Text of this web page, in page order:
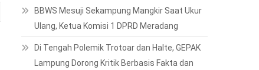
BBWS Mesuji Sekampung Mangkir Saat Ukur
Ulang, Ketua Komisi 1 DPRD Meradang
Di Tengah Polemik Trotoar dan Halte, GEPAK
Lampung Dorong Kritik Berbasis Fakta dan